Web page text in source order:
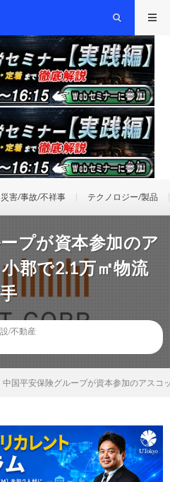
災害/事故/不祥事 テクノロジー/製品
プが資本参加のア
郡で2.1万㎡物流
/不動産
中国平安保険グループが資本参加のアスコ